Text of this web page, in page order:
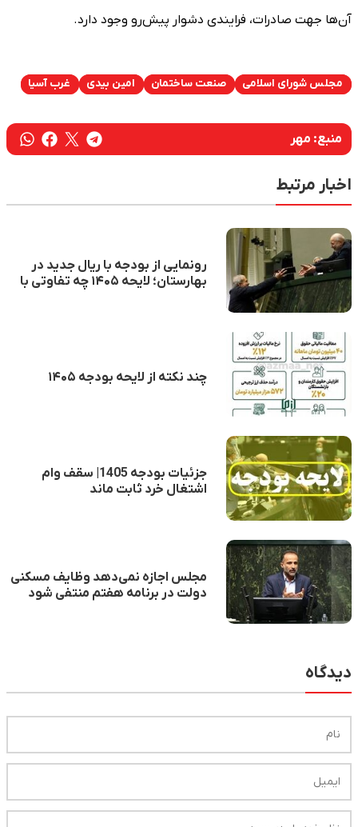
آن‌ها جهت صادرات، فرایندی دشوار پیش‌رو وجود دارد.
مجلس شورای اسلامی صنعت ساختمان امین بیدی غرب آسیا
منبع: مهر
اخبار مرتبط
رونمایی از بودجه با ریال جدید در
بهارستان؛ لایحه ۱۴۰۵ چه تفاوتی با
چند نکته از لایحه بودجه ۱۴۰۵
جزئیات بودجه 1405| سقف وام
اشتغال خرد ثابت ماند
مجلس اجازه نمی‌دهد وظایف مسکنی
دولت در برنامه هفتم منتفی شود
دیدگاه